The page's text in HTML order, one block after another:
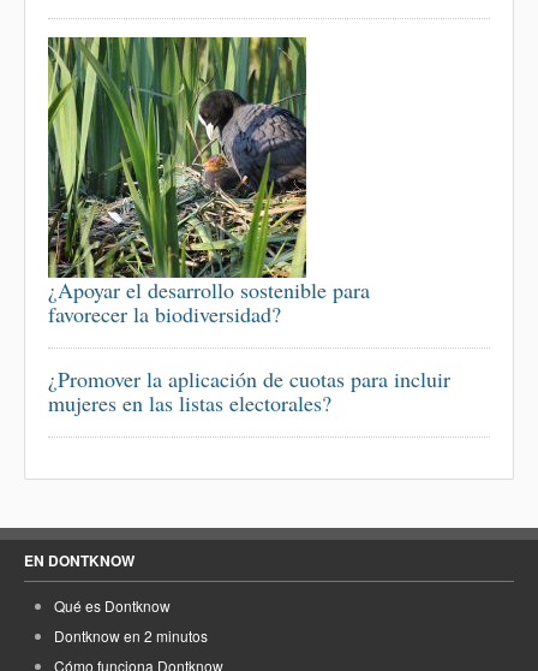
¿Apoyar el desarrollo sostenible para
favorecer la biodiversidad?
¿Promover la aplicación de cuotas para incluir
mujeres en las listas electorales?
EN DONTKNOW
Qué es Dontknow
Dontknow en 2 minutos
Cómo funciona Dontknow